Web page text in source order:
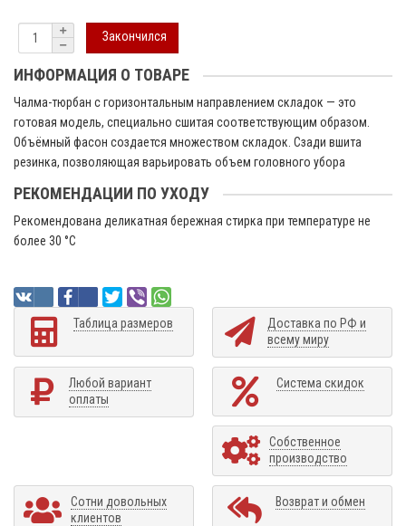
Закончился
ИНФОРМАЦИЯ О ТОВАРЕ
Чалма-тюрбан с горизонтальным направлением складок — это
готовая модель, специально сшитая соответствующим образом.
Объёмный фасон создается множеством складок. Сзади вшита
резинка, позволяющая варьировать объем головного убора
РЕКОМЕНДАЦИИ ПО УХОДУ
Рекомендована деликатная бережная стирка при температуре не
более 30 °C
Таблица размеров
Доставка по РФ и
всему миру
Любой вариант
оплаты
Система скидок
Собственное
производство
Сотни довольных
клиентов
Возврат и обмен